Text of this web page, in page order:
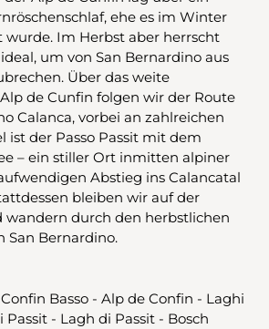
ehe es im Winter
wurde. Im Herbst aber herrscht
um von San Bernardino aus
Über das weite
de Cunfin folgen wir der Route
Calanca, vorbei an zahlreichen
ist der Passo Passit mit dem
– ein stiller Ort inmitten alpiner
Abstieg ins Calancatal
bleiben wir auf der
wandern durch den herbstlichen
San Bernardino.
Basso - Alp de Confin - Laghi
Passit - Lagh di Passit - Bosch